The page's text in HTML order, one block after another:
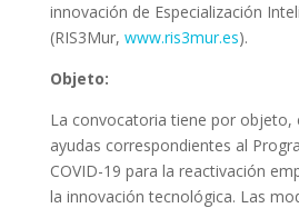
innovación de Especialización
(RIS3Mur, www.ris3mur.es).
Objeto:
La convocatoria tiene por objeto,
ayudas correspondientes al
COVID-19 para la reactivación
la innovación tecnológica. Las